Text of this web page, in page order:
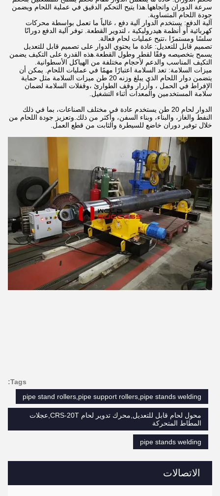
الاتصالات
سرعة الدوران واتجاهها.هذا يتيح التحكم الدقيق في عملية اللحام ويضمن
جودة اللحام المتساوية.
آلية الدفع: يستخدم الدوار آلية دفع ، غالباً ما تعمل بواسطة محركات
كهربائية أو أنظمة هيدروليكية ، لتدوير القطعة. توفر آلية الدفع دورانًا
سلسًا ومستمرًا ،تتيح عمليات لحام فعالة.
تصميم قابل للتعديل: عادة ما يحتوي الدوار على تصميم قابل للتعديل
يسمح بتخصيصه وفقًا لقطر وطول القطعة.هذه القدرة على التكيف يضمن
التكيف المناسب والدعم لأحجام مختلفة من الهياكل الأسطوانية.
ميزات السلامة: تعد السلامة اعتبارًا مهمًا في عمليات اللحام. يمكن أن
يتضمن دوار اللحام الذي يبلغ وزنه 20 طن ميزات السلامة مثل حماية
الإفراط في الحمل ، وأزرار وقف الطوارئ ،وقفلات السلامة لضمان
سلامة المستخدمين والمعدات أثناء التشغيل.
الدوار لحام 20 طن يستخدم عادة في مختلف الصناعات، بما في ذلك
النفط والغاز، والبناء، وبناء السفن، وأكثر من ذلك.وتعزيز جودة اللحام من
خلال توفير دوران خاضع للسيطرة والثابت من قطع العمل.
Tags:
pipe stand rollers,pipe support rollers,pipe stands welding
محول لحام قابل للتعديل,محرك تدوير لحام CRS-20T,عجلات
المطاط المتحركة
pipe stands welding